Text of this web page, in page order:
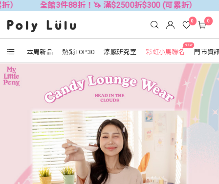
館3件88折！🦄 滿$2500折$300 (可累折） 全館3件88
本周新品 熱銷TOP30 涼感研究室
NEW
彩虹小馬聯名 門市資
0 0